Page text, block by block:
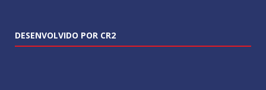
DESENVOLVIDO POR CR2